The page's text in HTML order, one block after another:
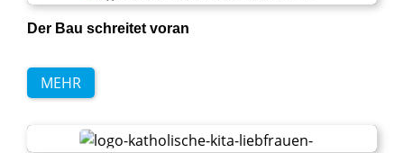
Der Bau schreitet voran
MEHR